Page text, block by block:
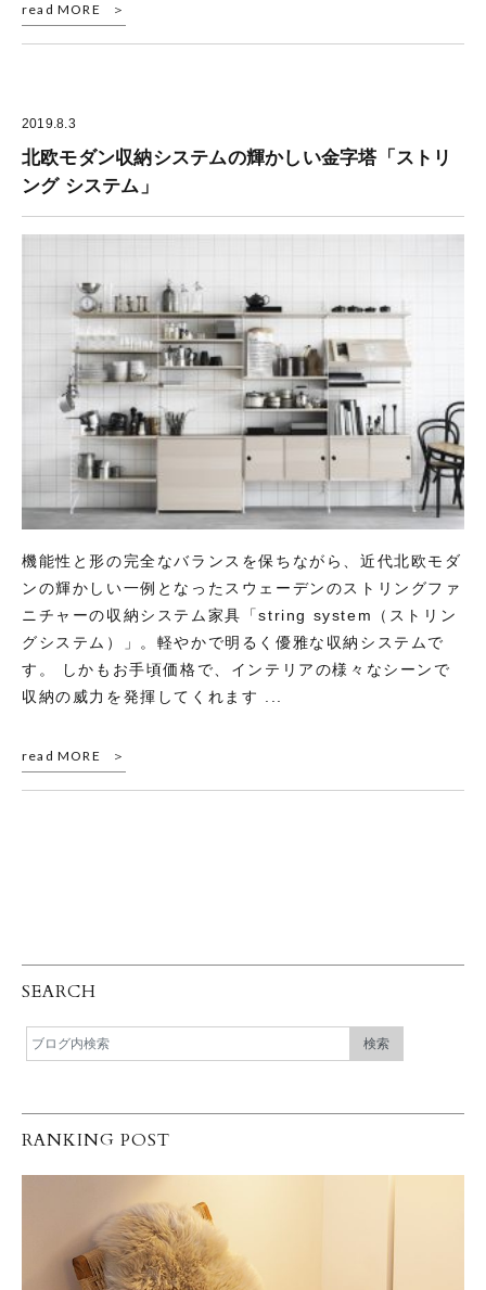
read MORE
2019.8.3
北欧モダン収納システムの輝かしい金字塔「ストリ
ング システム」
機能性と形の完全なバランスを保ちながら、近代北欧モダ
ンの輝かしい一例となったスウェーデンのストリングファ
ニチャーの収納システム家具「string system（ストリン
グシステム）」。軽やかで明るく優雅な収納システムで
す。 しかもお手頃価格で、インテリアの様々なシーンで
収納の威力を発揮してくれます ...
read MORE
SEARCH
RANKING POST